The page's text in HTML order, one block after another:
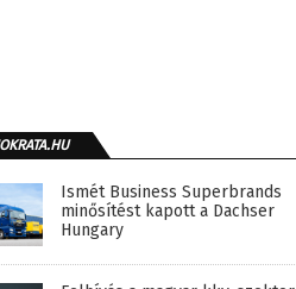
Ismét Business Superbrands
minősítést kapott a Dachser
Hungary